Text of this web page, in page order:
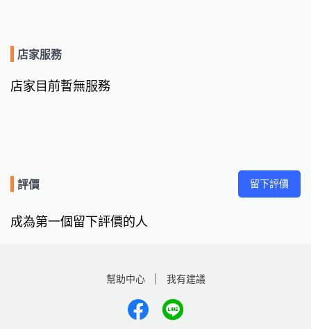
店家服務
店家目前暫無服務
評價 留下評價
成為第一個留下評價的人
幫助中心 我有建議